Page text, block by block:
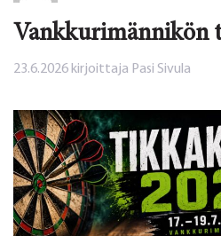
Vankkurimännikön
23.6.2026 kirjoittaja Pasi Sivula